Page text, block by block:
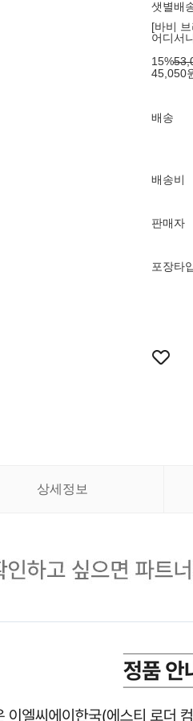
샛별배
[바비
어디서
15%
45,050
배송
배송비
판매자
포장타
상세정보